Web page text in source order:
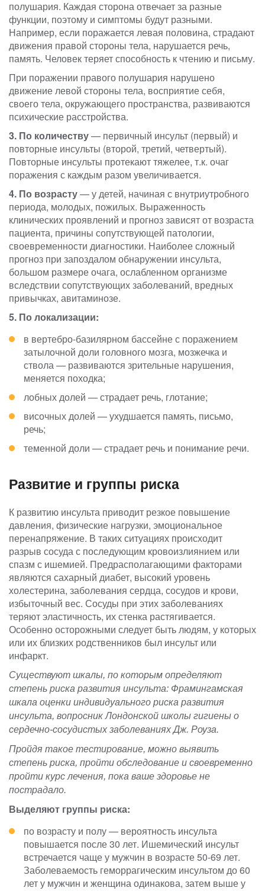
полушария. Каждая сторона отвечает за разные
функции, поэтому и симптомы будут разными.
Например, если поражается левая половина, страдают
движения правой стороны тела, нарушается речь,
память. Человек теряет способность к чтению и письму.
При поражении правого полушария нарушено
движение левой стороны тела, восприятие себя,
своего тела, окружающего пространства, развиваются
психические расстройства.
3. По количеству— первичный инсульт (первый) и
повторные инсульты (второй, третий, четвертый).
Повторные инсульты протекают тяжелее, т.к. очаг
поражения с каждым разом увеличивается.
4. По возрасту— у детей, начиная с внутриутробного
периода, молодых, пожилых. Выраженность
клинических проявлений и прогноз зависят от возраста
пациента, причины сопутствующей патологии,
своевременности диагностики. Наиболее сложный
прогноз при запоздалом обнаружении инсульта,
большом размере очага, ослабленном организме
вследствии сопутствующих заболеваний, вредных
привычках, авитаминозе.
5. По локализации:
в вертебро-базилярном бассейне с поражением
затылочной доли головного мозга, мозжечка и
ствола — развиваются зрительные нарушения,
меняется походка;
лобных долей — страдает речь, глотание;
височных долей — ухудшается память, письмо,
речь;
теменной доли — страдает речь и понимание речи.
Развитие и группы риска
К развитию инсульта приводит резкое повышение
давления, физические нагрузки, эмоциональное
перенапряжение. В таких ситуациях происходит
разрыв сосуда с последующим кровоизлиянием или
спазм с ишемией. Предрасполагающими факторами
являются сахарный диабет, высокий уровень
холестерина, заболевания сердца, сосудов и крови,
избыточный вес. Сосуды при этих заболеваниях
теряют эластичность, их стенка растягивается.
Особенно осторожными следует быть людям, у которых
или их близких родственников был инсульт или
инфаркт.
Существуют шкалы, по которым определяют
степень риска развития инсульта: Фрамингамская
шкала оценки индивидуального риска развития
инсульта, вопросник Лондонской школы гигиены о
сердечно-сосудистых заболеваниях Дж. Роуза.
Пройдя такое тестирование, можно выявить
степень риска, пройти обследование и своевременно
пройти курс лечения, пока ваше здоровье не
пострадало.
Выделяют группы риска:
по возрасту и полу — вероятность инсульта
повышается после 30 лет. Ишемический инсульт
встречается чаще у мужчин в возрасте 50-69 лет.
Заболеваемость геморрагическим инсультом до 60
лет у мужчин и женщина одинакова, затем выше у